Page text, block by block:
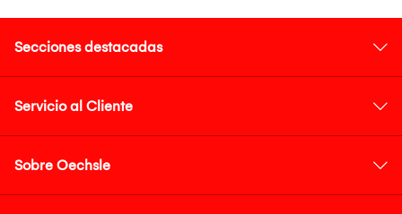
Secciones destacadas
Servicio al Cliente
Sobre Oechsle